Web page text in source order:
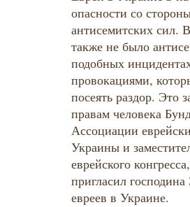
опасности со
антисемитских сил.
также не было
подобных
провокациями,
посеять раздор. Это
правам человека
Ассоциации
Украины и
еврейского
пригласил
евреев в Украине.